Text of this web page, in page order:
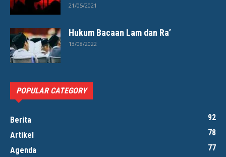
21/05/2021
Hukum Bacaan Lam dan Ra’
13/08/2022
POPULAR CATEGORY
Berita
92
Artikel
78
Agenda
77